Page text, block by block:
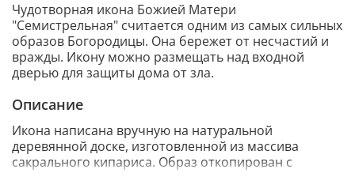
Чудотворная икона Божией Матери
"Семистрельная" считается одним из самых сильных
образов Богородицы. Она бережет от несчастий и
вражды. Икону можно размещать над входной
дверью для защиты дома от зла.
Описание
Икона написана вручную на натуральной
деревянной доске, изготовленной из массива
сакрального кипариса. Образ откопирован с